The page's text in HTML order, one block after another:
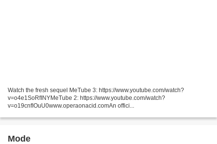
Watch the fresh sequel MeTube 3: https://www.youtube.com/watch?
v=o4e1SoRfINYMeTube 2: https://www.youtube.com/watch?
v=o19cnfIOuU0www.operaonacid.comAn offici...
Mode